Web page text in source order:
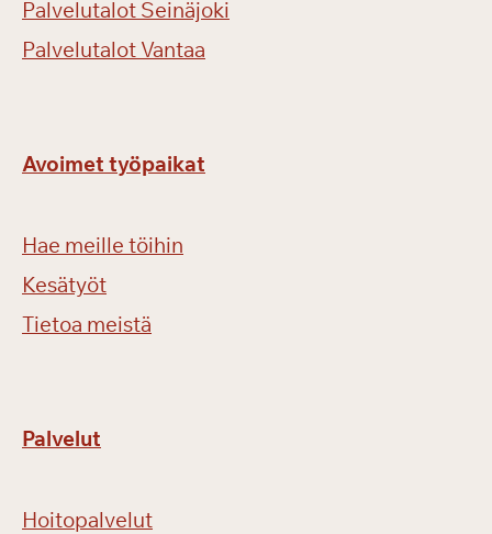
Palvelutalot Seinäjoki
Palvelutalot Vantaa
Avoimet työpaikat
Hae meille töihin
Kesätyöt
Tietoa meistä
Palvelut
Hoitopalvelut